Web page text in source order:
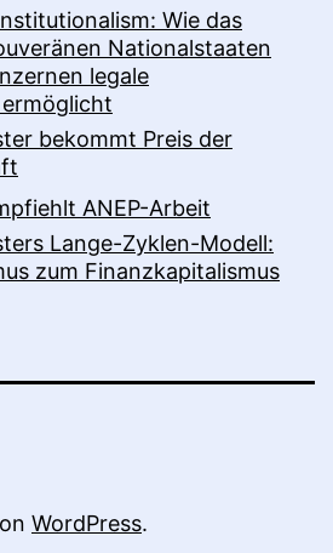
Wie das
Nationalstaaten
legale
bekommt Preis der
ANEP-Arbeit
Lange-Zyklen-Modell:
zum Finanzkapitalismus
WordPress.